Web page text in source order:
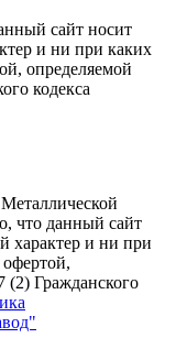
сайт носит
и ни при каких
определяемой
кодекса
что данный сайт
характер и ни при
(2) Гражданского